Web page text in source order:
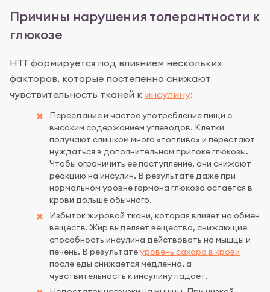
Причины нарушения толерантности к
глюкозе
НТГ формируется под влиянием нескольких
факторов, которые постепенно снижают
чувствительность тканей к инсулину:
Переедание и частое употребление пищи с
высоким содержанием углеводов. Клетки
получают слишком много «топлива» и перестают
нуждаться в дополнительном притоке глюкозы.
Чтобы ограничить ее поступление, они снижают
реакцию на инсулин. В результате даже при
нормальном уровне гормона глюкоза остается в
крови дольше обычного.
Избыток жировой ткани, которая влияет на обмен
веществ. Жир выделяет вещества, снижающие
способность инсулина действовать на мышцы и
печень. В результатеуровень сахара в крови
после еды снижается медленно, а
чувствительность к инсулину падает.